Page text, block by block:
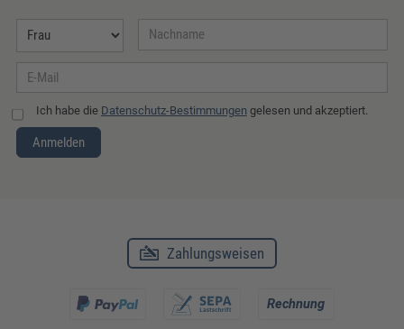
Ich habe die Datenschutz-Bestimmungen gelesen und akzeptiert.
Anmelden
Zahlungsweisen